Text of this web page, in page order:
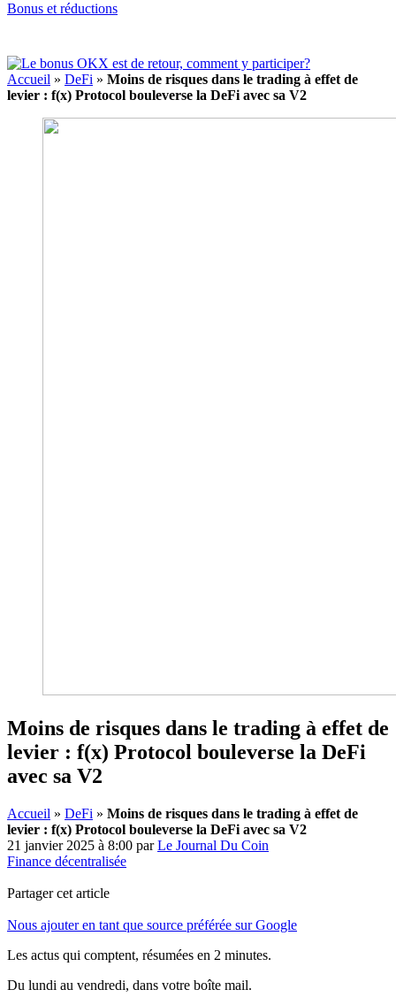
Bonus et réductions
Accueil » DeFi » Moins de risques dans le trading à effet de
levier : f(x) Protocol bouleverse la DeFi avec sa V2
Moins de risques dans le trading à effet de
levier : f(x) Protocol bouleverse la DeFi
avec sa V2
Accueil » DeFi » Moins de risques dans le trading à effet de
levier : f(x) Protocol bouleverse la DeFi avec sa V2
21 janvier 2025 à 8:00 parLe Journal Du Coin
Finance décentralisée
Partager cet article
Nous ajouter en tant que source préférée sur Google
Les actus qui comptent, résumées en 2 minutes.
Du lundi au vendredi, dans votre boîte mail.